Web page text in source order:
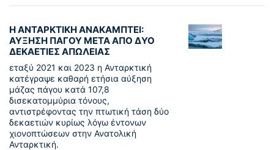
Η ΑΝΤΑΡΚΤΙΚΗ ΑΝΑΚΑΜΠΤΕΙ:
ΑΥΞΗΣΗ ΠΑΓΟΥ ΜΕΤΑ ΑΠΟ ΔΥΟ
ΔΕΚΑΕΤΙΕΣ ΑΠΩΛΕΙΑΣ
εταξύ 2021 και 2023 η Ανταρκτική
κατέγραψε καθαρή ετήσια αύξηση
μάζας πάγου κατά 107,8
δισεκατομμύρια τόνους,
αντιστρέφοντας την πτωτική τάση δύο
δεκαετιών κυρίως λόγω έντονων
χιονοπτώσεων στην Ανατολική
Ανταρκτική.